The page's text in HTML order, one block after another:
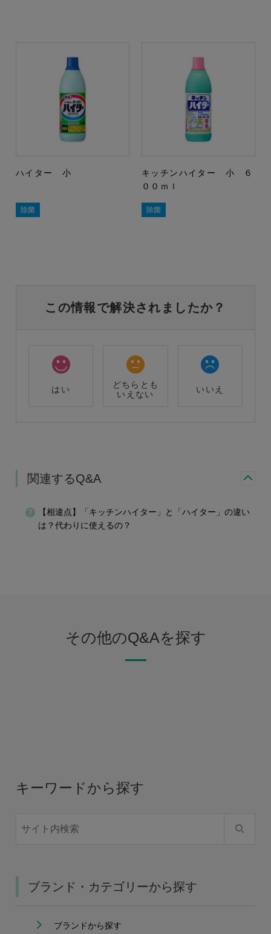
ハイター 小
除菌
キッチンハイター 小 ６
００ｍｌ
除菌
この情報で解決されましたか？
はい
どちらとも
いえない
いいえ
関連するQ&A
【相違点】「キッチンハイター」と「ハイター」の違い
は？代わりに使えるの？
その他のQ&Aを探す
キーワードから探す
ブランド・カテゴリーから探す
ブランドから探す